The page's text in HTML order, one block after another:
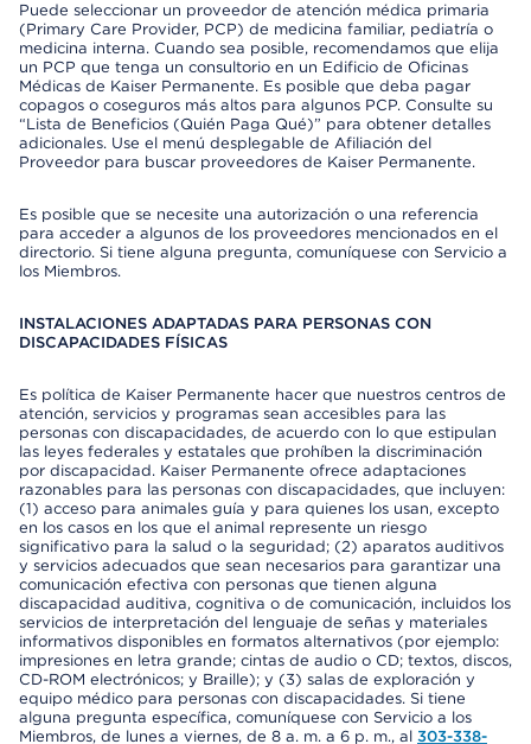
Puede seleccionar un proveedor de atención médica primaria
(Primary Care Provider, PCP) de medicina familiar, pediatría o
medicina interna. Cuando sea posible, recomendamos que elija
un PCP que tenga un consultorio en un Edificio de Oficinas
Médicas de Kaiser Permanente. Es posible que deba pagar
copagos o coseguros más altos para algunos PCP. Consulte su
“Lista de Beneficios (Quién Paga Qué)” para obtener detalles
adicionales. Use el menú desplegable de Afiliación del
Proveedor para buscar proveedores de Kaiser Permanente.
Es posible que se necesite una autorización o una referencia
para acceder a algunos de los proveedores mencionados en el
directorio. Si tiene alguna pregunta, comuníquese con Servicio a
los Miembros.
INSTALACIONES ADAPTADAS PARA PERSONAS CON
DISCAPACIDADES FÍSICAS
Es política de Kaiser Permanente hacer que nuestros centros de
atención, servicios y programas sean accesibles para las
personas con discapacidades, de acuerdo con lo que estipulan
las leyes federales y estatales que prohíben la discriminación
por discapacidad. Kaiser Permanente ofrece adaptaciones
razonables para las personas con discapacidades, que incluyen:
(1) acceso para animales guía y para quienes los usan, excepto
en los casos en los que el animal represente un riesgo
significativo para la salud o la seguridad; (2) aparatos auditivos
y servicios adecuados que sean necesarios para garantizar una
comunicación efectiva con personas que tienen alguna
discapacidad auditiva, cognitiva o de comunicación, incluidos los
servicios de interpretación del lenguaje de señas y materiales
informativos disponibles en formatos alternativos (por ejemplo:
impresiones en letra grande; cintas de audio o CD; textos, discos,
CD-ROM electrónicos; y Braille); y (3) salas de exploración y
equipo médico para personas con discapacidades. Si tiene
alguna pregunta específica, comuníquese con Servicio a los
Miembros, de lunes a viernes, de 8 a. m. a 6 p. m., al 303-338-